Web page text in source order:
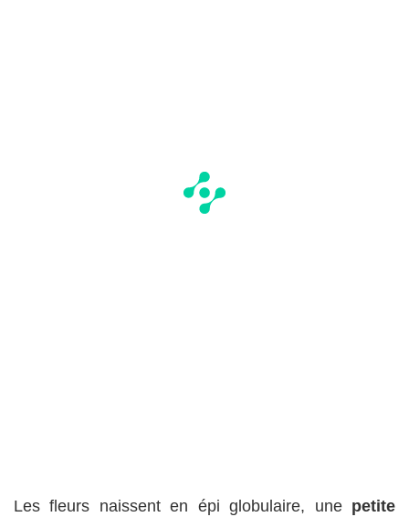
Les fleurs naissent en épi globulaire, une petite